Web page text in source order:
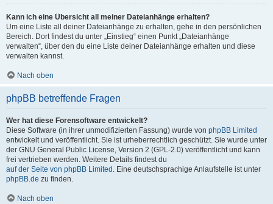
Kann ich eine Übersicht all meiner Dateianhänge erhalten?
Um eine Liste all deiner Dateianhänge zu erhalten, gehe in den persönlichen
Bereich. Dort findest du unter „Einstieg“ einen Punkt „Dateianhänge
verwalten“, über den du eine Liste deiner Dateianhänge erhalten und diese
verwalten kannst.
Nach oben
phpBB betreffende Fragen
Wer hat diese Forensoftware entwickelt?
Diese Software (in ihrer unmodifizierten Fassung) wurde von phpBB Limited
entwickelt und veröffentlicht. Sie ist urheberrechtlich geschützt. Sie wurde unter
der GNU General Public License, Version 2 (GPL-2.0) veröffentlicht und kann
frei vertrieben werden. Weitere Details findest du
auf der Seite von phpBB Limited . Eine deutschsprachige Anlaufstelle ist unter
phpBB.de zu finden.
Nach oben